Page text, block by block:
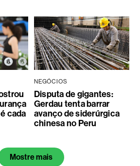
cada
NEGÓCIOS
Disputa de gigantes:
Gerdau tenta barrar
avanço de siderúrgica
chinesa no Peru
Mostre mais